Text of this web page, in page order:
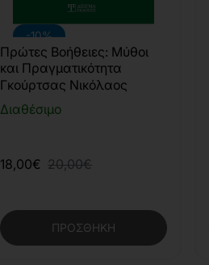
-10%
Διαθέσιμο
Πρώτες Βοήθειες: Μύθοι
και Πραγματικότητα
Γκούρτσας Νικόλαος
18,00€ 20,00€
ΠΡΟΣΘΉΚΗ